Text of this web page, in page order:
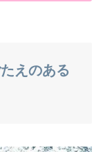
えのある